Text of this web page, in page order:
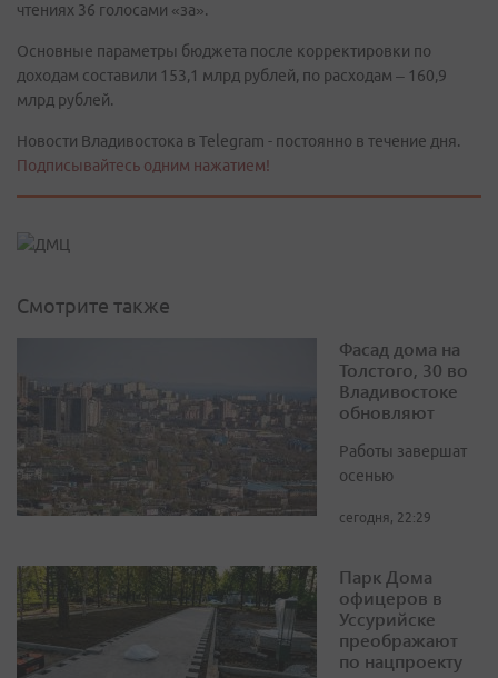
чтениях 36 голосами «за».
Основные параметры бюджета после корректировки по
доходам составили 153,1 млрд рублей, по расходам – 160,9
млрд рублей.
Новости Владивостока в Telegram - постоянно в течение дня.
Подписывайтесь одним нажатием!
Смотрите также
Фасад дома на
Толстого, 30 во
Владивостоке
обновляют
Работы завершат
осенью
сегодня, 22:29
Парк Дома
офицеров в
Уссурийске
преображают
по нацпроекту